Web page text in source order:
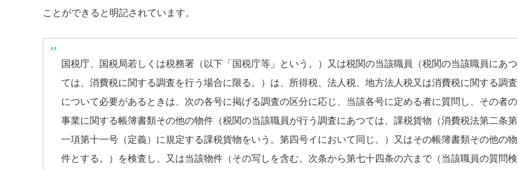
ことができると明記されています。
国税庁、国税局若しくは税務署（以下「国税庁等」という。）又は税関の当該職員（税関の当該職員にあつ
ては、消費税に関する調査を行う場合に限る。）は、所得税、法人税、地方法人税又は消費税に関する調査
について必要があるときは、次の各号に掲げる調査の区分に応じ、当該各号に定める者に質問し、その者の
事業に関する帳簿書類その他の物件（税関の当該職員が行う調査にあつては、課税貨物（消費税法第二条第
一項第十一号（定義）に規定する課税貨物をいう。第四号イにおいて同じ。）又はその帳簿書類その他の物
件とする。）を検査し、又は当該物件（その写しを含む。次条から第七十四条の六まで（当該職員の質問検